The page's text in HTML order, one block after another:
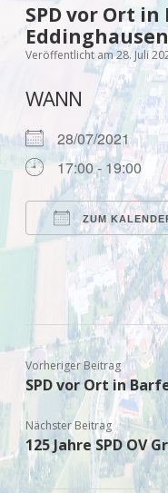
SPD vor Ort
Veröffentlicht am 28. Juli
WANN
28/07/2021
17:00 - 19:00
ZUM
ICS
Vorheriger Beitrag
SPD vor Ort in
Nächster Beitrag
125 Jahre SPD OV